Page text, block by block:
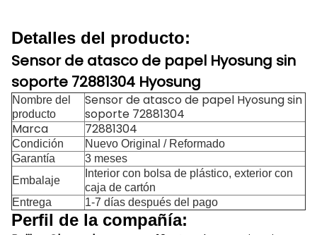
Detalles del producto:
Sensor de atasco de papel Hyosung sin
soporte 72881304 Hyosung
Nombre del
producto
Sensor de atasco de papel Hyosung sin
soporte 72881304
Marca
72881304
Condición
Nuevo Original / Reformado
Garantía
3 meses
Embalaje
Interior con bolsa de plástico, exterior con
caja de cartón
Entrega
1-7 días después del pago
Perfil de la compañía: